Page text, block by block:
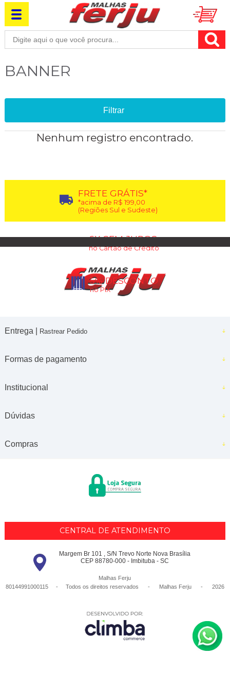
BANNER
Filtrar
Nenhum registro encontrado.
FRETE GRÁTIS*
*acima de R$ 199,00
(Regiões Sul e Sudeste)
6X SEM JUROS
no Cartão de Crédito
5% DESCONTO
no PIX
Entrega | Rastrear Pedido
Formas de pagamento
Institucional
Dúvidas
Compras
CENTRAL DE ATENDIMENTO
Margem Br 101 , S/N Trevo Norte Nova Brasília
CEP 88780-000 - Imbituba - SC
Malhas Ferju
80144991000115 - Todos os direitos reservados
- Malhas Ferju - 2026